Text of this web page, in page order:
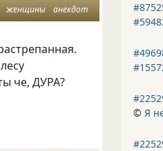
женщины анекдот
че, ДУРА?
© Я